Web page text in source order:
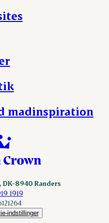
madinspiration
DK-8940 Randers
1919
indstillinger